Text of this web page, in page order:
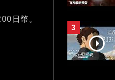
日幣。
3